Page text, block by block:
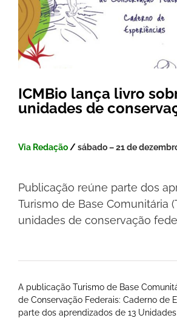
ICMBio lança livro
unidades de
Via Redação /sábado – 21 de
Publicação reúne parte dos
Turismo de Base Comunitária
unidades de conservação
A publicação Turismo de Base
de Conservação Federais: Caderno de
parte dos aprendizados de 13